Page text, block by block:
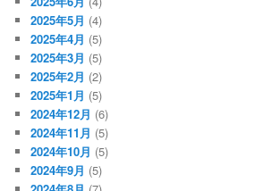
2025年5月 (4)
2025年4月 (5)
2025年3月 (5)
2025年2月 (2)
2025年1月 (5)
2024年12月 (6)
2024年11月 (5)
2024年10月 (5)
2024年9月 (5)